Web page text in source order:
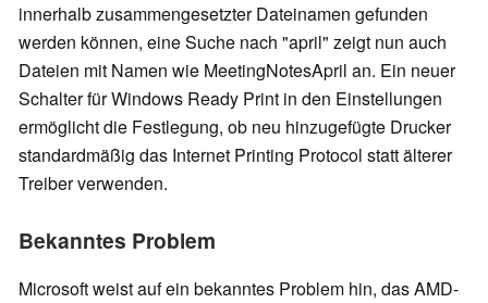
innerhalb zusammengesetzter Dateinamen gefunden
werden können, eine Suche nach "april" zeigt nun auch
Dateien mit Namen wie MeetingNotesApril an. Ein neuer
Schalter für Windows Ready Print in den Einstellungen
ermöglicht die Festlegung, ob neu hinzugefügte Drucker
standardmäßig das Internet Printing Protocol statt älterer
Treiber verwenden.
Bekanntes Problem
Microsoft weist auf ein bekanntes Problem hin, das AMD-